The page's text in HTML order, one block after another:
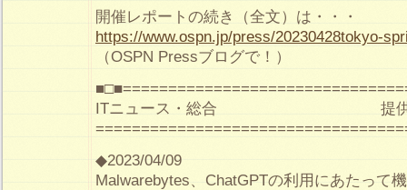
開催レポートの続き（全文）は・・・
https://www.ospn.jp/press/20230428tokyo-
（OSPN Pressブログで！）
ITニュース・総合 提供：
◆2023/04/09
Malwarebytes、ChatGPTの利用にあたって